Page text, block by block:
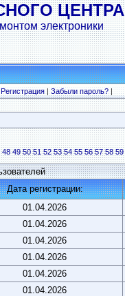
ЦЕНТРА
электроники
Регистрация|Забыли пароль?|
48 49 50 51 52 53 54 55 56 57 58 59
Дата регистрации:
01.04.2026
01.04.2026
01.04.2026
01.04.2026
01.04.2026
01.04.2026